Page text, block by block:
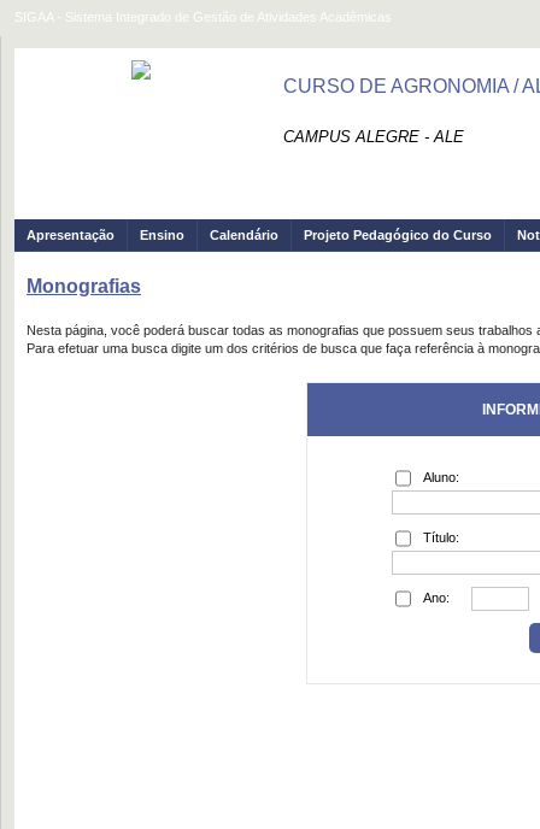
SIGAA - Sistema Integrado de Gestão de Atividades Acadêmicas
CURSO DE AGRONOMIA /
CAMPUS ALEGRE - ALE
Apresentação Ensino Calendário Projeto Pedagógico do Curso
Monografias
Nesta página, você poderá buscar todas as monografias que possuem seus trabalhos
Para efetuar uma busca digite um dos critérios de busca que faça referência à
Aluno:
Título:
Ano: